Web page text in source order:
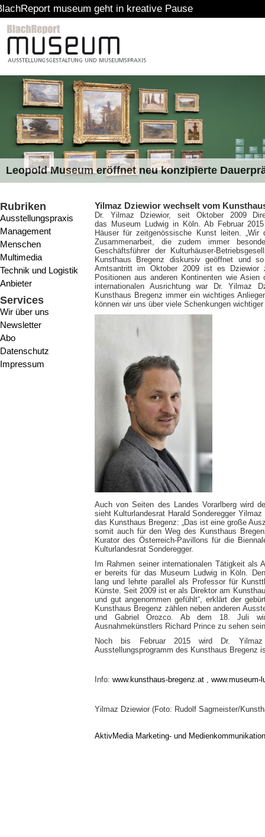
geht in kreative Pause
Leopold Museum eröffnet neu konzipierte
Rubriken
Ausstellungspraxis
Management
Menschen
Multimedia
Technik und Logistik
Anbieter
Services
Wir über uns
Newsletter
Abo
Datenschutz
Impressum
Yilmaz Dziewior wechselt vom
Dr. Yilmaz Dziewior, seit Oktober 2009
das Museum Ludwig in Köln. Ab Februar
Häuser für zeitgenössische Kunst leiten.
Zusammenarbeit, die zudem immer
Geschäftsführer der Kulturhäuser-
Kunsthaus Bregenz diskursiv geöffnet und
Amtsantritt im Oktober 2009 ist es Dziewior
Positionen aus anderen Kontinenten wie
internationalen Ausrichtung war Dr. Yilmaz
Kunsthaus Bregenz immer ein wichtiges
können wir uns über viele Schenkungen
Auch von Seiten des Landes Vorarlberg wird
sieht Kulturlandesrat Harald Sonderegger
das Kunsthaus Bregenz: „Das ist eine große
somit auch für den Weg des Kunsthaus
Kurator des Österreich-Pavillons für die
Kulturlandesrat Sonderegger.
Im Rahmen seiner internationalen Tätigkeit als
er bereits für das Museum Ludwig in Köln.
lang und lehrte parallel als Professor für
Künste. Seit 2009 ist er als Direktor am
und gut angenommen gefühlt“, erklärt der
Kunsthaus Bregenz zählen neben anderen
und Gabriel Orozco. Ab dem 18. Juli
Ausnahmekünstlers Richard Prince zu sehen
Noch bis Februar 2015 wird Dr. Yilmaz
Ausstellungsprogramm des Kunsthaus Bregenz
Info: www.kunsthaus-bregenz.at , www.museum-
Yilmaz Dziewior (Foto: Rudolf Sagmeister/
AktivMedia Marketing- und